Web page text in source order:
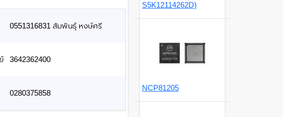
0551316831 สัมพันธุ์ หงษ์ศรี
3642362400
0280375858
S5K12114262D)
NCP81205